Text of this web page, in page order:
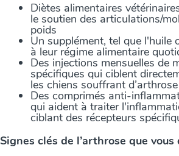
Diètes alimentaires
le soutien des articulations/
poids
Un supplément, tel que l'huile
à leur régime alimentaire
Des injections mensuelles de
spécifiques qui ciblent
les chiens souffrant d’arthrose
Des comprimés anti-
qui aident à traiter
ciblant des récepteurs
Signes clés de l’arthrose que